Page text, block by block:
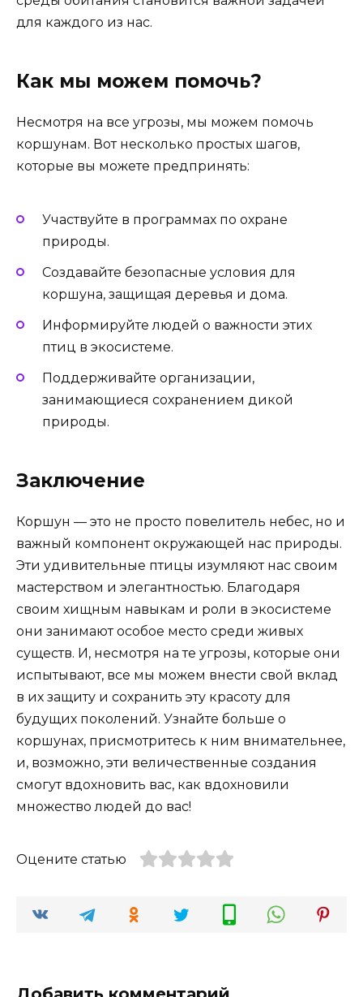
для каждого из нас.
Как мы можем помочь?
Несмотря на все угрозы, мы можем помочь
коршунам. Вот несколько простых шагов,
которые вы можете предпринять:
Участвуйте в программах по охране
природы.
Создавайте безопасные условия для
коршуна, защищая деревья и дома.
Информируйте людей о важности этих
птиц в экосистеме.
Поддерживайте организации,
занимающиеся сохранением дикой
природы.
Заключение
Коршун — это не просто повелитель небес, но и
важный компонент окружающей нас природы.
Эти удивительные птицы изумляют нас своим
мастерством и элегантностью. Благодаря
своим хищным навыкам и роли в экосистеме
они занимают особое место среди живых
существ. И, несмотря на те угрозы, которые они
испытывают, все мы можем внести свой вклад
в их защиту и сохранить эту красоту для
будущих поколений. Узнайте больше о
коршунах, присмотритесь к ним внимательнее,
и, возможно, эти величественные создания
смогут вдохновить вас, как вдохновили
множество людей до вас!
Оцените статью